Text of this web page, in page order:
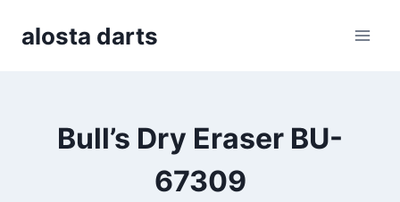
alosta darts
Bull’s Dry Eraser BU-
67309